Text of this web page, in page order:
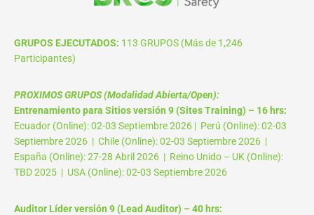
GRUPOS EJECUTADOS: 113 GRUPOS (Más de 1,246
Participantes)
PROXIMOS GRUPOS (Modalidad Abierta/Open):
Entrenamiento para Sitios versión 9 (Sites Training) – 16 hrs:
Ecuador (Online): 02-03 Septiembre 2026 | Perú (Online): 02-03
Septiembre 2026 | Chile (Online): 02-03 Septiembre 2026 |
España (Online): 27-28 Abril 2026 | Reino Unido – UK (Online):
TBD 2025 | USA (Online): 02-03 Septiembre 2026
Auditor Líder versión 9 (Lead Auditor) – 40 hrs: